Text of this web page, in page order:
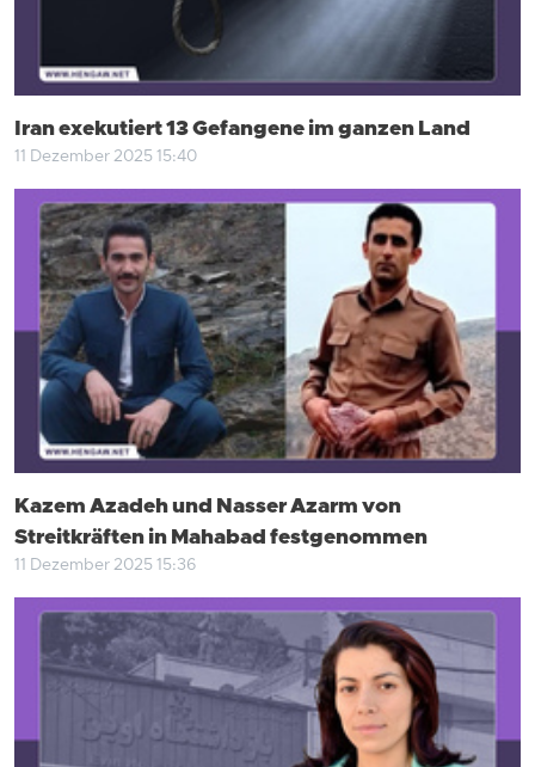
Iran exekutiert 13 Gefangene im ganzen Land
11 Dezember 2025 15:40
Kazem Azadeh und Nasser Azarm von
Streitkräften in Mahabad festgenommen
11 Dezember 2025 15:36